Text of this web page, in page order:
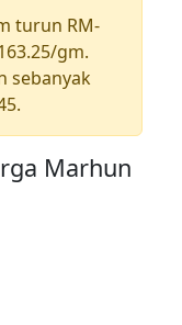
turun RM-
gm.
sebanyak
Marhun